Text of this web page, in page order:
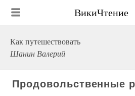
ВикиЧтение
Как путешествовать
Шанин Валерий
Продовольственные